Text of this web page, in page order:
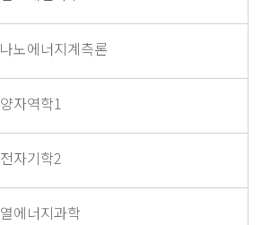
나노에너지계측론
양자역학1
전자기학2
열에너지과학